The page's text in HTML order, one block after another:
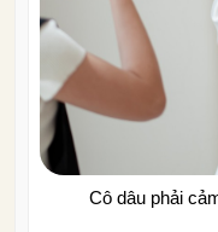
Cô dâu phải